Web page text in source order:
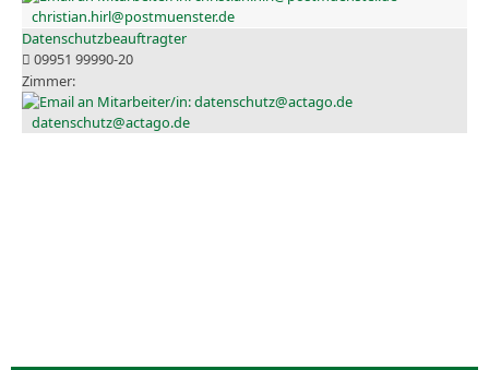
christian.hirl@postmuenster.de
Datenschutzbeauftragter
09951 99990-20
datenschutz@actago.de